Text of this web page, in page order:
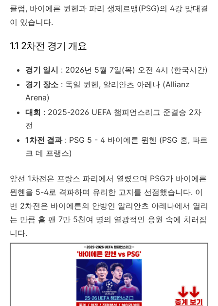
클럽, 바이에른 뮌헨과 파리 생제르맹(PSG)의 4강 맞대결
이 있습니다.
1.1 2차전 경기 개요
경기 일시 : 2026년 5월 7일(목) 오전 4시 (한국시간)
경기 장소 : 독일 뮌헨, 알리안츠 아레나 (Allianz
Arena)
대회 : 2025-2026 UEFA 챔피언스리그 준결승 2차
전
1차전 결과: PSG 5 - 4 바이에른 뮌헨 (PSG 홈, 파르
크 데 프랭스)
앞선 1차전은 프랑스 파리에서 열렸으며 PSG가 바이에른
뮌헨을 5-4로 격파하며 유리한 고지를 선점했습니다. 이
번 2차전은 바이에른의 안방인 알리안츠 아레나에서 열리
는 만큼 홈 팬 7만 5천여 명의 열광적인 응원 속에 치러집
니다.